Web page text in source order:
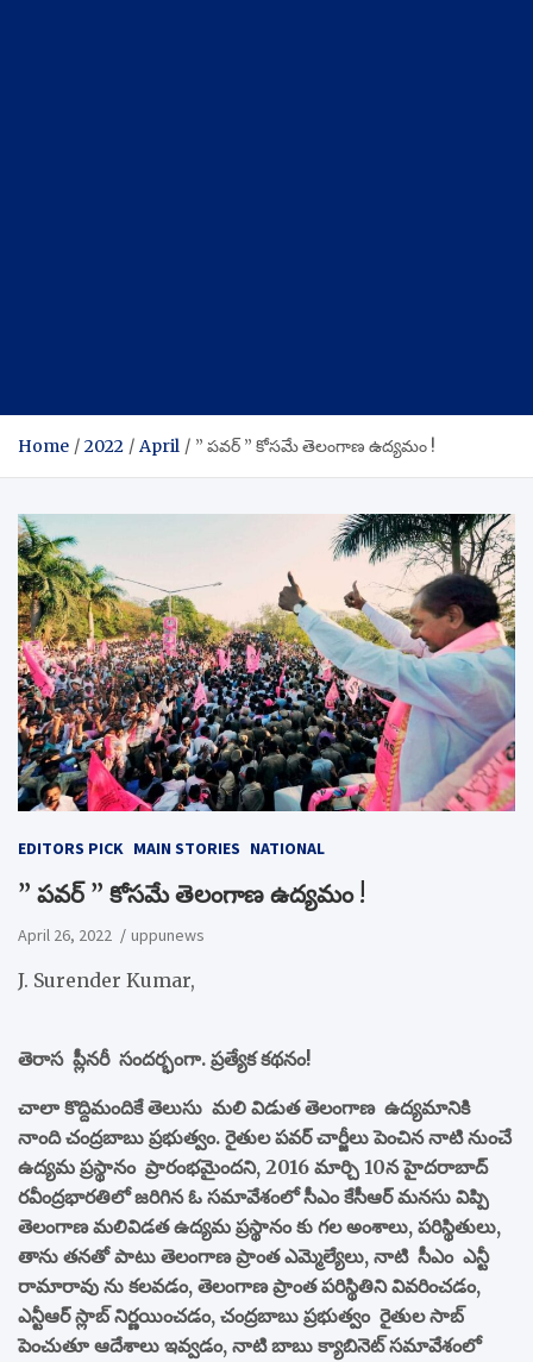
Home 2022 April ” పవర్ ” కోసమే తెలంగాణ ఉద్యమం !
EDITORS PICK MAIN STORIES NATIONAL
” పవర్ ” కోసమే తెలంగాణ ఉద్యమం !
April 26, 2022 uppunews
J. Surender Kumar,
తెరాస ప్లీనరీ సందర్భంగా. ప్రత్యేక కథనం!
చాలా కొద్దిమందికే తెలుసు మలి విడుత తెలంగాణ ఉద్యమానికి
నాంది చంద్రబాబు ప్రభుత్వం. రైతుల పవర్ చార్జీలు పెంచిన నాటి నుంచే
ఉద్యమ ప్రస్థానం ప్రారంభమైందని, 2016 మార్చి 10న హైదరాబాద్
రవీంద్రభారతిలో జరిగిన ఓ సమావేశంలో సీఎం కేసీఆర్ మనసు విప్పి
తెలంగాణ మలివిడత ఉద్యమ ప్రస్థానం కు గల అంశాలు, పరిస్థితులు,
తాను తనతో పాటు తెలంగాణ ప్రాంత ఎమ్మెల్యేలు, నాటి సీఎం ఎన్టీ
రామారావు ను కలవడం, తెలంగాణ ప్రాంత పరిస్థితిని వివరించడం,
ఎన్టీఆర్ స్లాబ్ నిర్ణయించడం, చంద్రబాబు ప్రభుత్వం రైతుల సాబ్
పెంచుతూ ఆదేశాలు ఇవ్వడం, నాటి బాబు క్యాబినెట్ సమావేశంలో